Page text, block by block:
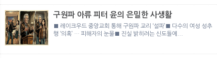
구원파 아류 피터 윤의 은밀한 사생활
■ 레이크우드 중앙교회 통해 구원파 교리 ‘설파’■ 다수의 여성 성추
행 ‘의혹’ … 피해자의 눈물■ 진실 밝히려는 신도들에...